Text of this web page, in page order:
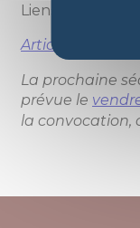
Liens
Articles L. 2121-7 à
La prochaine
prévue le
la convocation,